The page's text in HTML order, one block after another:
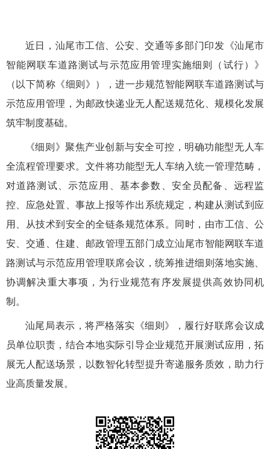
近日，汕尾市工信、 公安、交通等多部门印发 《汕尾市
智能网联车道路测试与示范应用管理实施细则（试行）》
（以下简称《细则》），进一步规范智能网联车道路测试与
示范应用管理，为邮政快递业无人配送规范化、规模化发展
筑牢制度基础。
《细则》聚焦产业创新与安全可控，明确功能型无人车
全流程管理要求。文件将功能型无人车纳入统一管理范畴，
对道路测试、示范应用、基本参数、安全员配备、远程监
控、应急处置、事故上报等作出系统规定，构建从测试到应
用、从技术到安全的全链条规范体系。同时，由市工信、公
安、交通、住建、邮政管理五部门成立汕尾市智能网联车道
路测试与示范应用管理联席会议，统筹推进细则落地实施、
协调解决重大事项，为行业规范有序发展提供高效协同机
制。
汕尾局表示，将严格落实《细则》，履行好联席会议成
员单位职责，结合本地实际引导企业规范开展测试应用，拓
展无人配送场景，以数智化转型提升寄递服务质效，助力行
业高质量发展。